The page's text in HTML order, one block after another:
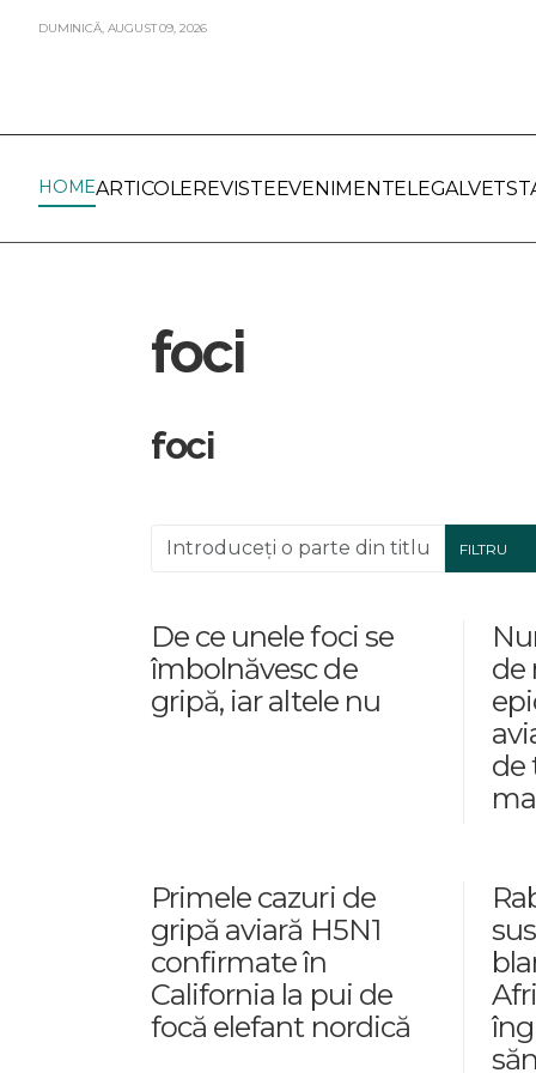
DUMINICĂ, AUGUST09, 2026
HOMEARTICOLEREVISTEEVENIMENTELEGALVET
foci
foci
Introduceți o parte din titlu. FILTRU
De ce unele foci se
îmbolnăvesc de
gripă, iar altele nu
de
de
Primele cazuri de
gripă aviară H5N1
confirmate în
California la pui de
focă elefant nordică